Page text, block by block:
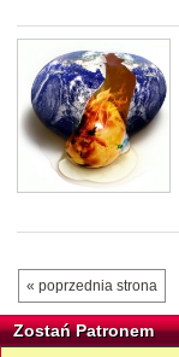
« poprzednia strona
Zostań Patronem